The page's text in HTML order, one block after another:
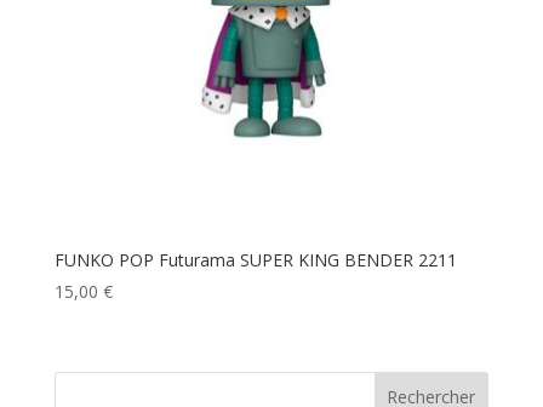
FUNKO POP Futurama SUPER KING BENDER 2211
15,00 €